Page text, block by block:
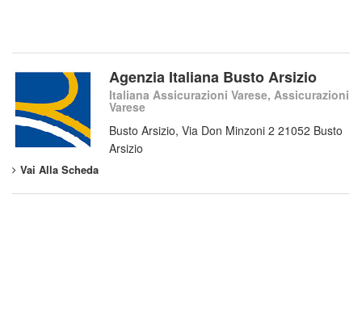
Agenzia Italiana Busto Arsizio
Italiana Assicurazioni Varese, Assicurazioni
Varese
Busto Arsizio, Via Don Minzoni 2 21052 Busto
Arsizio
Vai Alla Scheda